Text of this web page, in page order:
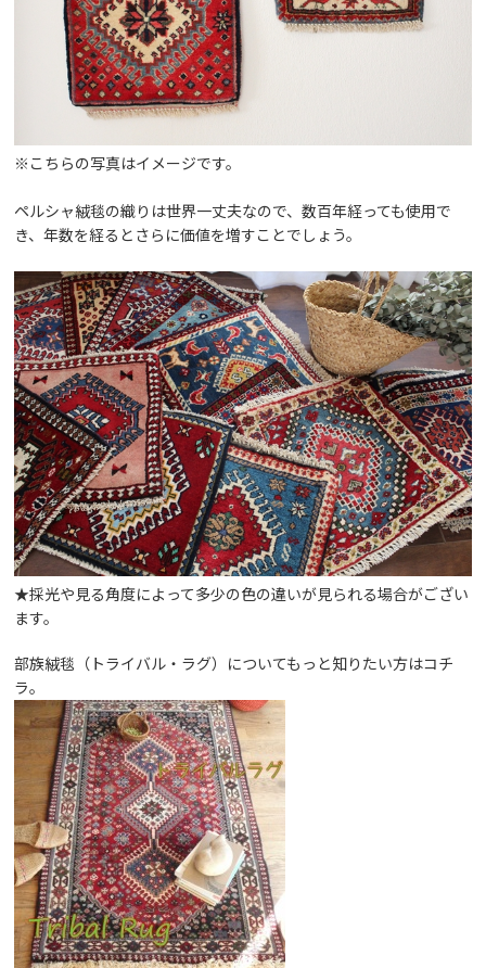
※こちらの写真はイメージです。
ペルシャ絨毯の織りは世界一丈夫なので、数百年経っても使用で
き、年数を経るとさらに価値を増すことでしょう。
★採光や見る角度によって多少の色の違いが見られる場合がござい
ます。
部族絨毯（トライバル・ラグ）についてもっと知りたい方はコチ
ラ。